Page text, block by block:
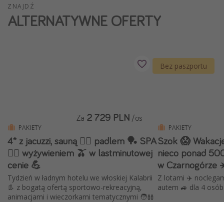
ZNAJDŹ
ALTERNATYWNE OFERTY
PAKIETY
4* z jacuzzi, sauną 🧖‍♀️ padlem 🏓 SPA
💆‍♀️ wyżywieniem 🫒 w lastminutowej
cenie 💪
Tydzień w ładnym hotelu we włoskiej Kalabrii
👢 z bogatą ofertą sportowo-rekreacyjną,
animacjami i wieczorkami tematycznymi 🧑‍🩰
Za 2 729 PLN /os
Bez paszportu
PAKIETY
Szok 😱
nieco ponad
w Czarnogórze
Z lotami ✈️
autem 🚙 dla 4